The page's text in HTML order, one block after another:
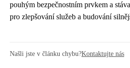
pouhým bezpečnostním prvkem a
pro zlepšování služeb a budování
Našli jste v článku chybu?Kontaktujte nás